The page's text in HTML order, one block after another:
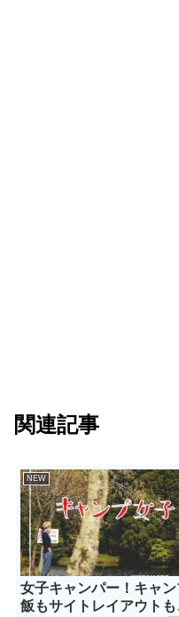
関連記事
NEW
女子キャンパー！キャン
飯もサイトレイアウトも